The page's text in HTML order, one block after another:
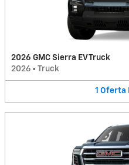
2026 GMC Sierra EV Truck
2026 • Truck
1 Oferta